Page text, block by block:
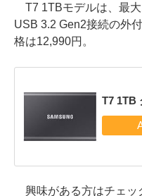
T7 1TBモデルは、最大
USB 3.2 Gen2接続の外
格は12,990円。
T7 1TB
興味がある方はチェッ